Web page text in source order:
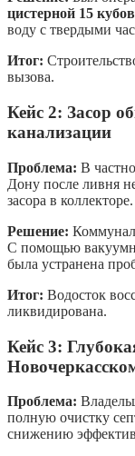
цистерной 15 кубов
воду с твердыми
Итог:
вызова.
Кейс 2: Засор
канализации
Проблема: В
Дону после ливня
засора в коллекторе.
Решение:
С помощью
была устранена
Итог: Водосток
ликвидирована.
Кейс 3:
Проблема:
полную очистку
снижению